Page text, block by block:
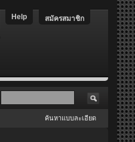
สมัครสมาชิก
Help
ค้นหาแบบละเอียด